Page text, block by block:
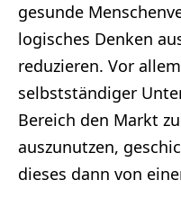
gesunde
logisches Denken
reduzieren. Vor
selbstständiger
Bereich den Markt
auszunutzen,
dieses dann von